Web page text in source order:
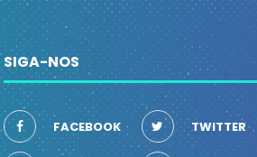
SIGA-NOS
FACEBOOK TWITTER